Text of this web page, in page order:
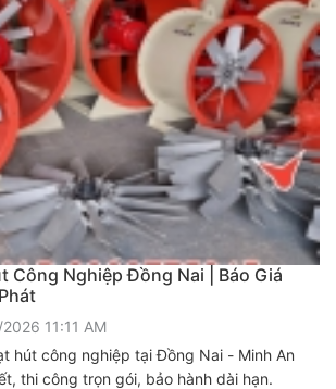
Công Nghiệp Đồng Nai | Báo Giá
11:11 AM
hút công nghiệp tại Đồng Nai - Minh An
thi công trọn gói, bảo hành dài hạn.